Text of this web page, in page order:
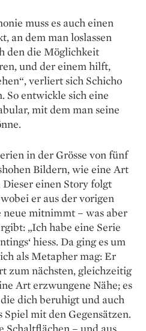
muss es auch einen
an dem man loslassen
den die Möglichkeit
und der einem hilft,
verliert sich Schicho
So entwickle sich eine
mit dem man seine
in der Grösse von fünf
Bildern, wie eine Art
­einen Story folgt
er aus der vorigen
neue mitnimmt – was aber
„Ich habe eine Serie
hiess. Da ging es um
als Metapher mag: Er
zum nächsten, gleichzeitig
Art erzwungene Nähe; es
dich beruhigt und auch
mit den Gegensätzen.